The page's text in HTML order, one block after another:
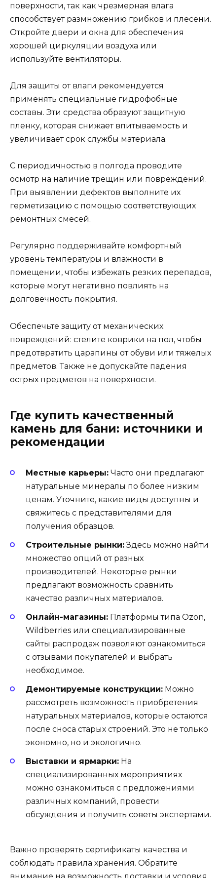
поверхности, так как чрезмерная влага
способствует размножению грибков и плесени.
Откройте двери и окна для обеспечения
хорошей циркуляции воздуха или
используйте вентиляторы.
Для защиты от влаги рекомендуется
применять специальные гидрофобные
составы. Эти средства образуют защитную
пленку, которая снижает впитываемость и
увеличивает срок службы материала.
С периодичностью в полгода проводите
осмотр на наличие трещин или повреждений.
При выявлении дефектов выполните их
герметизацию с помощью соответствующих
ремонтных смесей.
Регулярно поддерживайте комфортный
уровень температуры и влажности в
помещении, чтобы избежать резких перепадов,
которые могут негативно повлиять на
долговечность покрытия.
Обеспечьте защиту от механических
повреждений: стелите коврики на пол, чтобы
предотвратить царапины от обуви или тяжелых
предметов. Также не допускайте падения
острых предметов на поверхности.
Где купить качественный
камень для бани: источники и
рекомендации
Местные карьеры: Часто они предлагают
натуральные минералы по более низким
ценам. Уточните, какие виды доступны и
свяжитесь с представителями для
получения образцов.
Строительные рынки:Здесь можно найти
множество опций от разных
производителей. Некоторые рынки
предлагают возможность сравнить
качество различных материалов.
Онлайн-магазины: Платформы типа Ozon,
Wildberries или специализированные
сайты распродаж позволяют ознакомиться
с отзывами покупателей и выбрать
необходимое.
Демонтируемые конструкции: Можно
рассмотреть возможность приобретения
натуральных материалов, которые остаются
после сноса старых строений. Это не только
экономно, но и экологично.
Выставки и ярмарки: На
специализированных мероприятиях
можно ознакомиться с предложениями
различных компаний, провести
обсуждения и получить советы экспертами.
Важно проверять сертификаты качества и
соблюдать правила хранения. Обратите
внимание на возможность доставки и условия